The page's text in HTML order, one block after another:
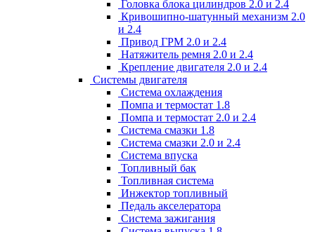
Головка блока цилиндров 2.0 и 2.4
Кривошипно-шатунный механизм 2.0
и 2.4
Привод ГРМ 2.0 и 2.4
Натяжитель ремня 2.0 и 2.4
Крепление двигателя 2.0 и 2.4
Системы двигателя
Система охлаждения
Помпа и термостат 1.8
Помпа и термостат 2.0 и 2.4
Система смазки 1.8
Система смазки 2.0 и 2.4
Система впуска
Топливный бак
Топливная система
Инжектор топливный
Педаль акселератора
Система зажигания